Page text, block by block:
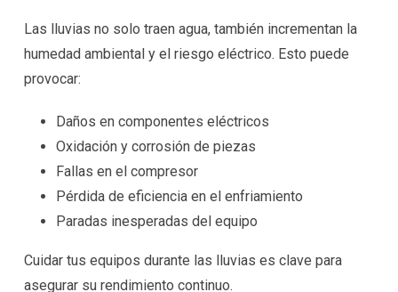
Las lluvias no solo traen agua, también incrementan la
humedad ambiental y el riesgo eléctrico. Esto puede
provocar:
Daños en componentes eléctricos
Oxidación y corrosión de piezas
Fallas en el compresor
Pérdida de eficiencia en el enfriamiento
Paradas inesperadas del equipo
Cuidar tus equipos durante las lluvias es clave para
asegurar su rendimiento continuo.